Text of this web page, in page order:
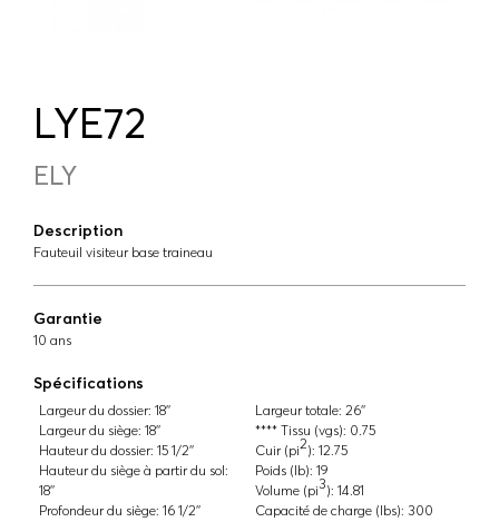
LYE72
ELY
Description
Fauteuil visiteur base traineau
Garantie
10 ans
Spécifications
Largeur du dossier: 18''
Largeur du siège: 18''
Hauteur du dossier: 15 1/2''
Hauteur du siège à partir du sol:
18''
Profondeur du siège: 16 1/2''
Largeur totale: 26''
**** Tissu (vgs): 0.75
Cuir (pi2): 12.75
Poids (lb): 19
Volume (pi3): 14.81
Capacité de charge (lbs): 300